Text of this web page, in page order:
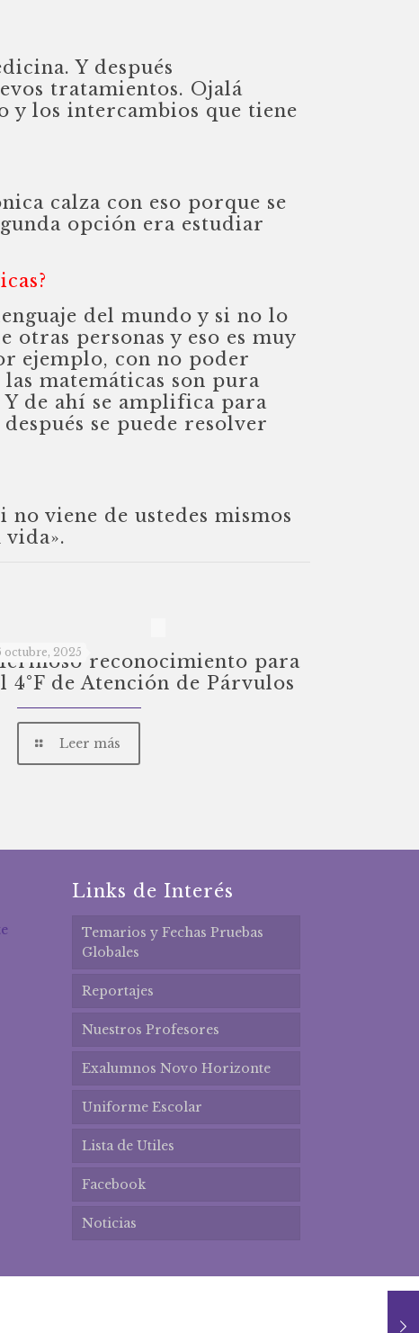
Y después
tratamientos. Ojalá
y los intercambios que tiene
calza con eso porque se
opción era estudiar
del mundo y si no lo
otras personas y eso es muy
ejemplo, con no poder
matemáticas son pura
de ahí se amplifica para
se puede resolver
viene de ustedes mismos
octubre, 2025
reconocimiento para
4°F de Atención de Párvulos
Leer más
Links de Interés
Temarios y Fechas Pruebas
Globales
Reportajes
Nuestros Profesores
Exalumnos Novo Horizonte
Uniforme Escolar
Lista de Utiles
Facebook
Noticias